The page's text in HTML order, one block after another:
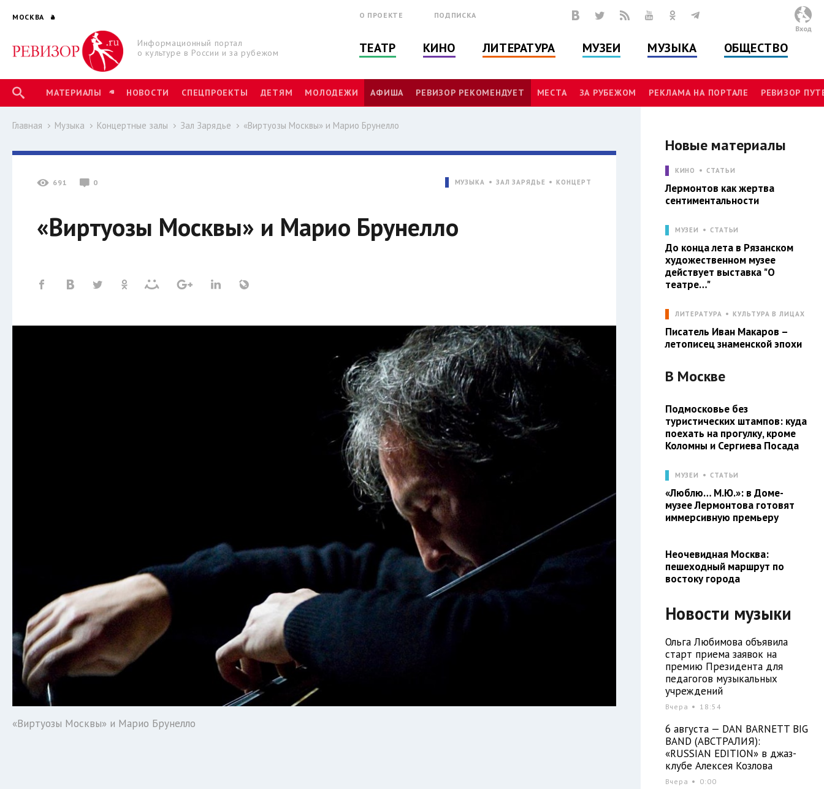
МОСКВА
Информационный портал
о культуре в России и за рубежом
О ПРОЕКТЕ ПОДПИСКА
ТЕАТР КИНО ЛИТЕРАТУРА МУЗЕИ МУЗЫКА ОБЩЕСТВО
Вход
МАТЕРИАЛЫ НОВОСТИ СПЕЦПРОЕКТЫ ДЕТЯМ МОЛОДЕЖИ АФИША РЕВИЗОР РЕКОМЕНДУЕТ МЕСТА ЗА РУБЕЖОМ РЕКЛАМА НА ПОРТАЛЕ РЕВИЗОР
Главная Музыка Концертные залы Зал Зарядье «Виртуозы Москвы» и Марио Брунелло
691 0 МУЗЫКА ЗАЛ ЗАРЯДЬЕ КОНЦЕРТ
«Виртуозы Москвы» и Марио Брунелло
«Виртуозы Москвы» и Марио Брунелло
Новые материалы
КИНО СТАТЬИ
Лермонтов как жертва
сентиментальности
МУЗЕИ СТАТЬИ
До конца лета в Рязанском
художественном музее
действует выставка "О
театре…"
ЛИТЕРАТУРА КУЛЬТУРА В ЛИЦАХ
Писатель Иван Макаров –
летописец знаменской эпохи
В Москве
Подмосковье без
туристических штампов: куда
поехать на прогулку, кроме
Коломны и Сергиева Посада
МУЗЕИ СТАТЬИ
«Люблю… М.Ю.»: в Доме-
музее Лермонтова готовят
иммерсивную премьеру
Неочевидная Москва:
пешеходный маршрут по
востоку города
Новости музыки
Ольга Любимова объявила
старт приема заявок на
премию Президента для
педагогов музыкальных
учреждений
Вчера 18:54
6 августа — DAN BARNETT BIG
BAND (АВСТРАЛИЯ):
«RUSSIAN EDITION» в джаз-
клубе Алексея Козлова
Вчера 0:00